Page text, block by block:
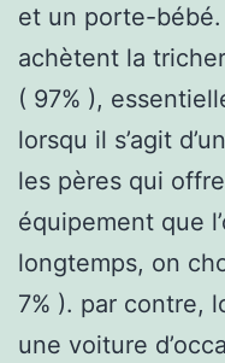
et un porte-bébé.
achètent la
( 97% ),
lorsqu il s’agit
les pères qui
équipement que
longtemps, on
7% ). par contre,
une voiture